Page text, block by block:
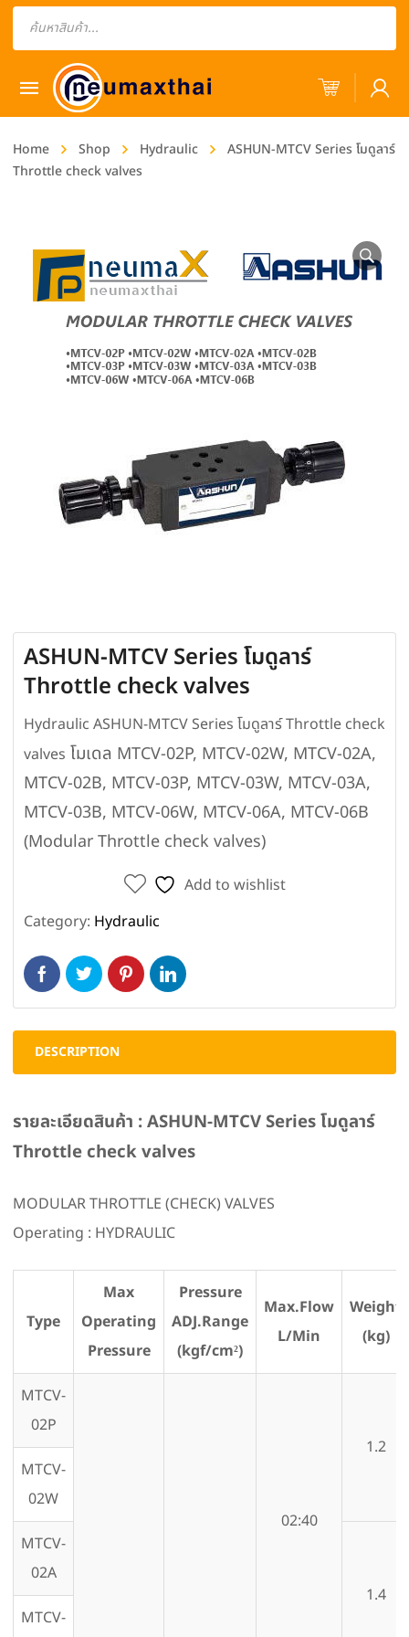
Products
search
Home Shop Hydraulic
ASHUN-MTCV Series โมดูลาร์
Throttle check valves
ASHUN-MTCV Series โมดูลาร์
Throttle check valves
Hydraulic ASHUN-MTCV Series โมดูลาร์ Throttle check
valves โมเดล MTCV-02P, MTCV-02W, MTCV-02A,
MTCV-02B, MTCV-03P, MTCV-03W, MTCV-03A,
MTCV-03B, MTCV-06W, MTCV-06A, MTCV-06B
(Modular Throttle check valves)
Add to wishlist
Category: Hydraulic
DESCRIPTION
รายละเอียดสินค้า : ASHUN-MTCV Series โมดูลาร์
Throttle check valves
MODULAR THROTTLE (CHECK) VALVES
Operating : HYDRAULIC
Type
Max
Operating
Pressure
Pressure
ADJ.Range
(kgf/cm²)
Max.Flow
L/Min
Weight
(kg)
MTCV-
02P
02:40
1.2
MTCV-
02W
MTCV-
02A
1.4
MTCV-